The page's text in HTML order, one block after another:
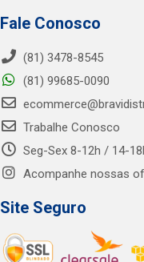
Fale Conosco
(81) 3478-8545
(81) 99685-0090
Trabalhe Conosco
Seg-Sex 8-12h / 14-
Acompanhe nossas
Site Seguro